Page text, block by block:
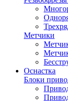
Метчики
Оснастка
Блоки